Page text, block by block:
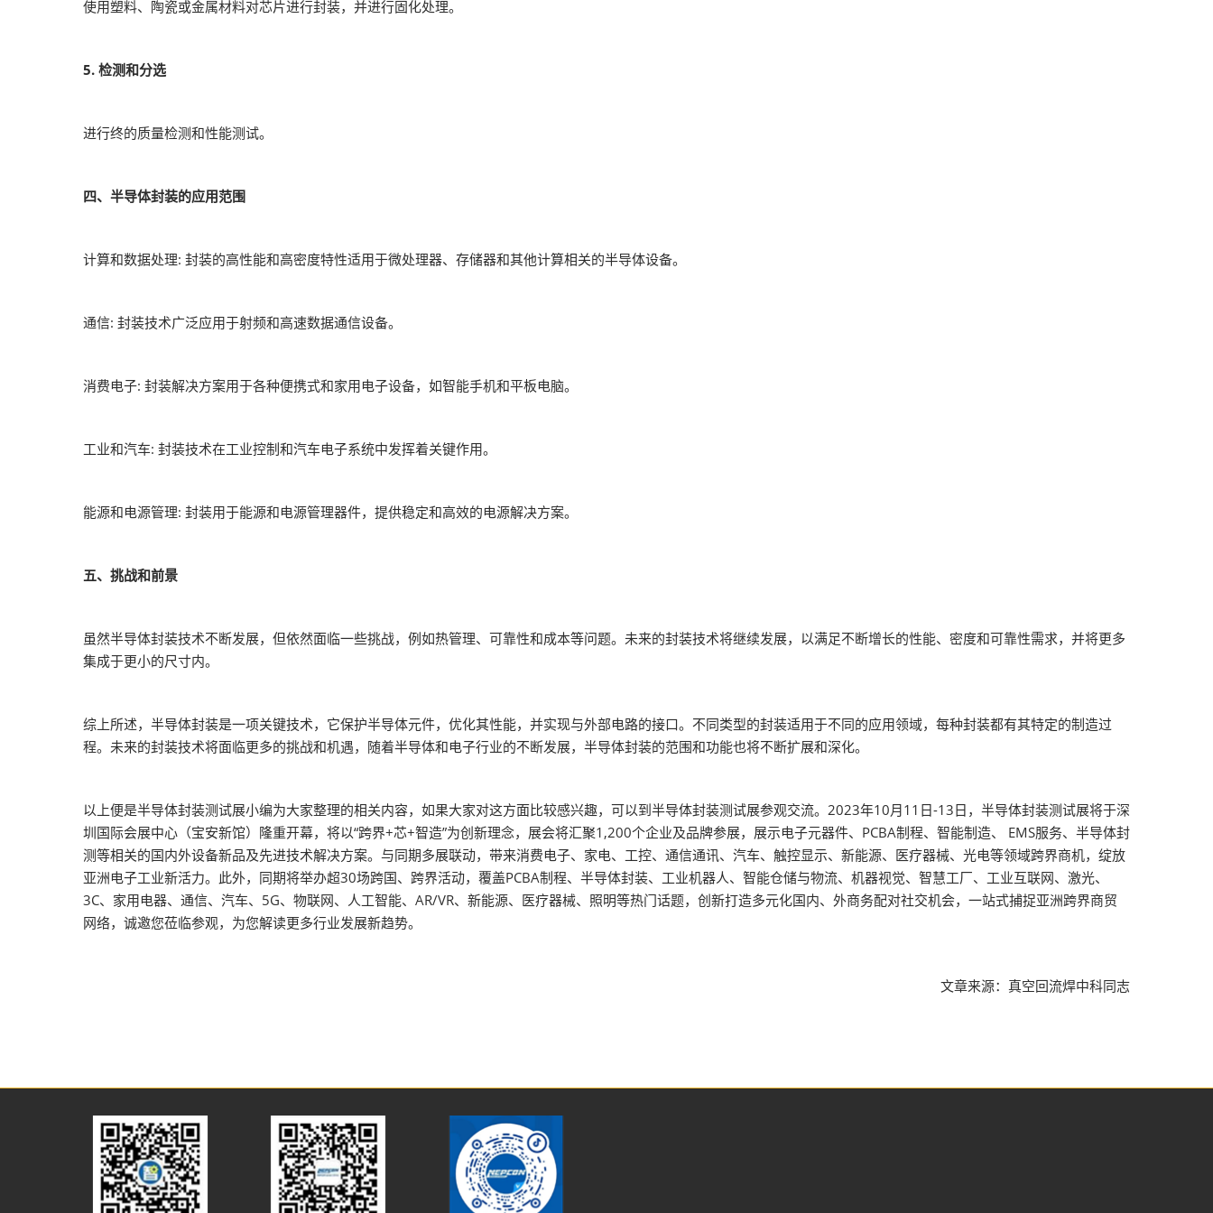
使用塑料、陶瓷或金属材料对芯片进行封装，并进行固化处理。
5. 检测和分选
进行终的质量检测和性能测试。
四、半导体封装的应用范围
计算和数据处理: 封装的高性能和高密度特性适用于微处理器、存储器和其他计算相关的半导体设备。
通信: 封装技术广泛应用于射频和高速数据通信设备。
消费电子: 封装解决方案用于各种便携式和家用电子设备，如智能手机和平板电脑。
工业和汽车: 封装技术在工业控制和汽车电子系统中发挥着关键作用。
能源和电源管理: 封装用于能源和电源管理器件，提供稳定和高效的电源解决方案。
五、挑战和前景
虽然半导体封装技术不断发展，但依然面临一些挑战，例如热管理、可靠性和成本等问题。未来的封装技术将继续发展，以满足不断增长的性能、密度和可靠性需求，并将更多
集成于更小的尺寸内。
综上所述，半导体封装是一项关键技术，它保护半导体元件，优化其性能，并实现与外部电路的接口。不同类型的封装适用于不同的应用领域，每种封装都有其特定的制造过
程。未来的封装技术将面临更多的挑战和机遇，随着半导体和电子行业的不断发展，半导体封装的范围和功能也将不断扩展和深化。
以上便是半导体封装测试展小编为大家整理的相关内容，如果大家对这方面比较感兴趣，可以到半导体封装测试展参观交流。2023年10月11日-13日，半导体封装测试展将于深
圳国际会展中心（宝安新馆）隆重开幕，将以“跨界+芯+智造”为创新理念，展会将汇聚1,200个企业及品牌参展，展示电子元器件、PCBA制程、智能制造、 EMS服务、半导体封
测等相关的国内外设备新品及先进技术解决方案。与同期多展联动，带来消费电子、家电、工控、通信通讯、汽车、触控显示、新能源、医疗器械、光电等领域跨界商机，绽放
亚洲电子工业新活力。此外，同期将举办超30场跨国、跨界活动，覆盖PCBA制程、半导体封装、工业机器人、智能仓储与物流、机器视觉、智慧工厂、工业互联网、激光、
3C、家用电器、通信、汽车、5G、物联网、人工智能、AR/VR、新能源、医疗器械、照明等热门话题，创新打造多元化国内、外商务配对社交机会，一站式捕捉亚洲跨界商贸
网络，诚邀您莅临参观，为您解读更多行业发展新趋势。
文章来源：真空回流焊中科同志